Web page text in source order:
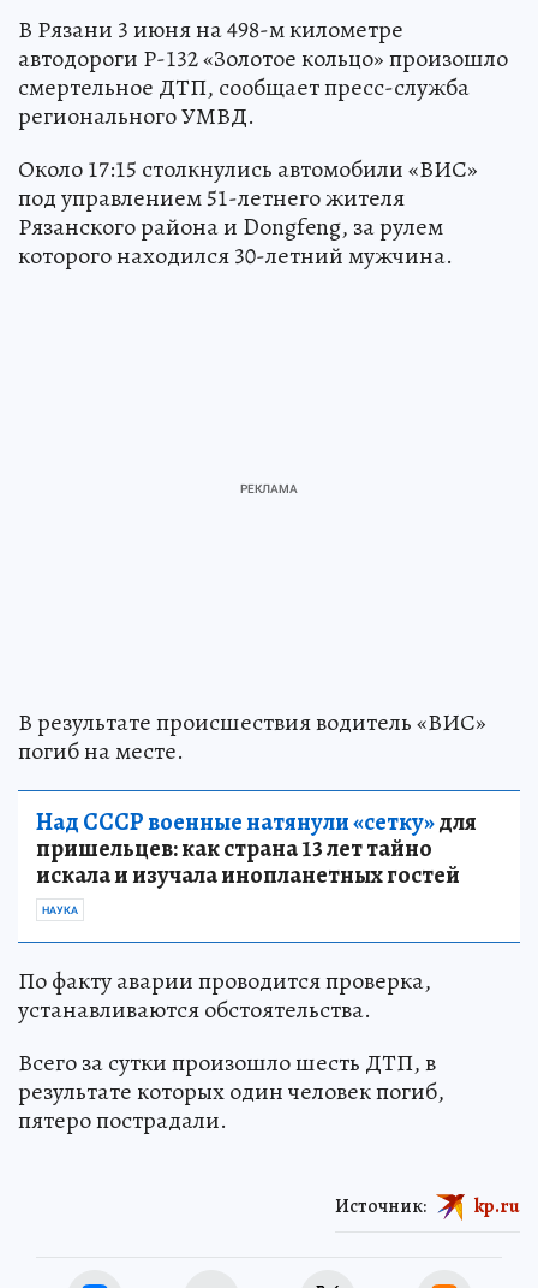
В Рязани 3 июня на 498-м километре
автодороги Р-132 «Золотое кольцо» произошло
смертельное ДТП, сообщает пресс-служба
регионального УМВД.
Около 17:15 столкнулись автомобили «ВИС»
под управлением 51-летнего жителя
Рязанского района и Dongfeng, за рулем
которого находился 30-летний мужчина.
В результате происшествия водитель «ВИС»
погиб на месте.
Над СССР военные натянули «сетку»для
пришельцев: как страна 13 лет тайно
искала и изучала инопланетных гостей
НАУКА
По факту аварии проводится проверка,
устанавливаются обстоятельства.
Всего за сутки произошло шесть ДТП, в
результате которых один человек погиб,
пятеро пострадали.
Источник: kp.ru